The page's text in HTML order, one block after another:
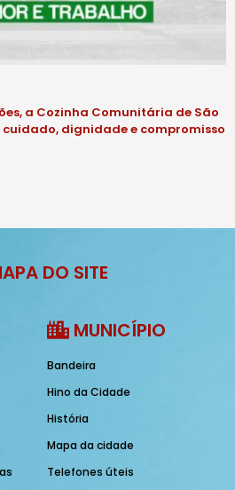
a Cozinha Comunitária de São
cuidado, dignidade e compromisso
DO SITE
MUNICÍPIO
Bandeira
Hino da Cidade
História
Mapa da cidade
Telefones úteis